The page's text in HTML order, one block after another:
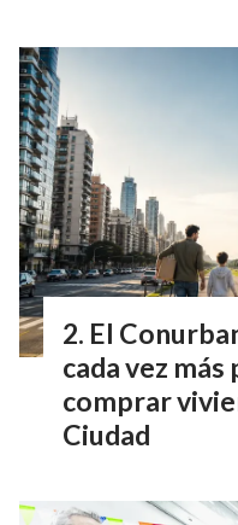
El
cada vez
comprar
Ciudad